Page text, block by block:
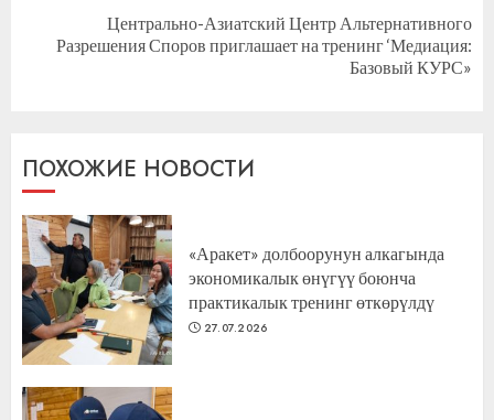
Следующая
Центрально-Азиатский Центр Альтернативного
Разрешения Споров приглашает на тренинг ‘Медиация:
Базовый КУРС»
ПОХОЖИЕ НОВОСТИ
«Аракет» долбоорунун алкагында
экономикалык өнүгүү боюнча
практикалык тренинг өткөрүлдү
27.07.2026